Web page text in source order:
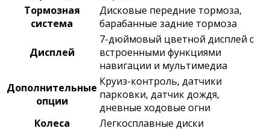
Тормозная
система
Дисковые передние тормоза,
барабанные задние тормоза
Дисплей
7-дюймовый цветной дисплей с
встроенными функциями
навигации и мультимедиа
Дополнительные
опции
Круиз-контроль, датчики
парковки, датчик дождя,
дневные ходовые огни
Колеса
Легкосплавные диски